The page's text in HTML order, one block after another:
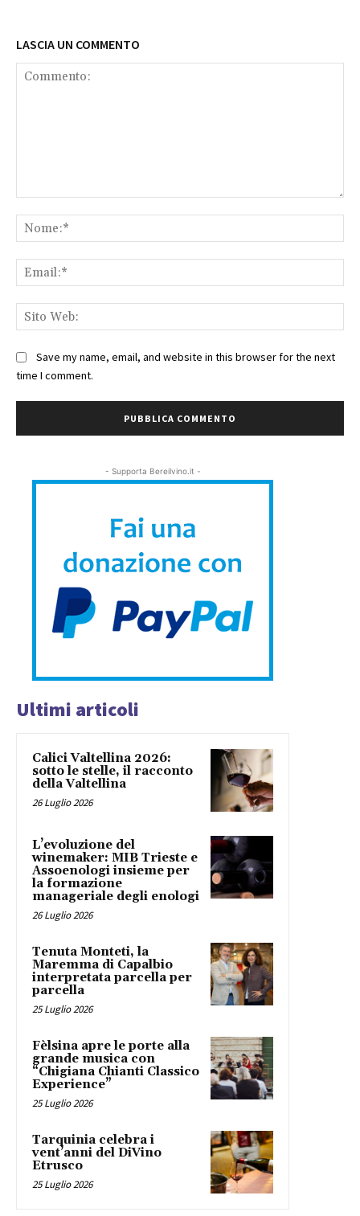
LASCIA UN COMMENTO
Save my name, email, and website in this browser for the next
time I comment.
- Supporta Bereilvino.it -
Ultimi articoli
Calici Valtellina 2026:
sotto le stelle, il racconto
della Valtellina
26 Luglio 2026
L’evoluzione del
winemaker: MIB Trieste e
Assoenologi insieme per
la formazione
manageriale degli enologi
26 Luglio 2026
Tenuta Monteti, la
Maremma di Capalbio
interpretata parcella per
parcella
25 Luglio 2026
Fèlsina apre le porte alla
grande musica con
“Chigiana Chianti Classico
Experience”
25 Luglio 2026
Tarquinia celebra i
vent’anni del DiVino
Etrusco
25 Luglio 2026